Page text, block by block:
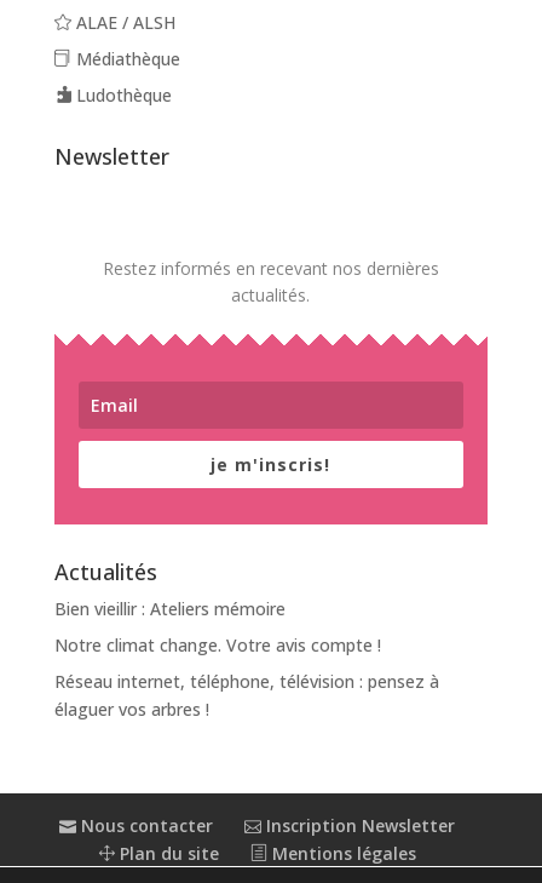
ALAE / ALSH
Médiathèque
Ludothèque
Newsletter
Restez informés en recevant nos dernières
actualités.
je m'inscris!
Actualités
Bien vieillir : Ateliers mémoire
Notre climat change. Votre avis compte !
Réseau internet, téléphone, télévision : pensez à
élaguer vos arbres !
Nous contacter
Inscription Newsletter
Plan du site
Mentions légales